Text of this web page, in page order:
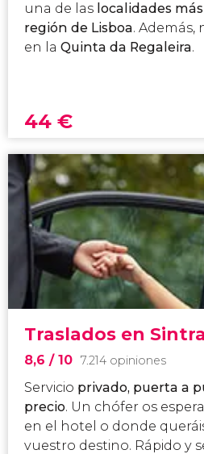
una de las localidades
región de Lisboa. Además,
en la Quinta da Regaleira.
44 €
Traslados en Sintra
8,6 / 10 7.214 opiniones
Servicio privado, puerta a
precio. Un chófer os
en el hotel o donde
vuestro destino. Rápido y